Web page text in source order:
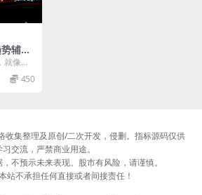
辅助
点
就像一
配不
450
收集整理及原创/二次开发，侵删。指标源码仅供
习交流，严禁商业用途。
不预示未来表现。股市有风险，请谨慎。
站不承担任何直接或者间接责任！